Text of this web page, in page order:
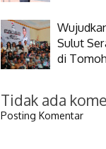
Sulut
di
Tidak ada
Posting Komentar